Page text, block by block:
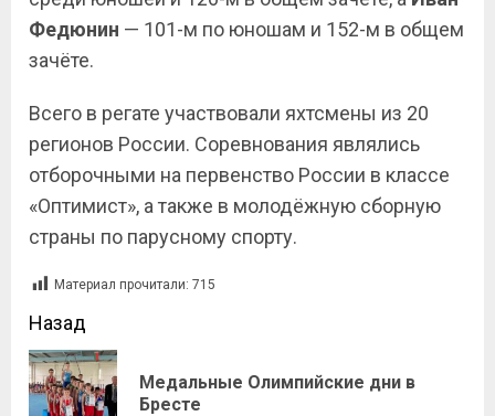
Федюнин — 101-м по юношам и 152-м в общем
зачёте.
Всего в регате участвовали яхтсмены из 20
регионов России. Соревнования являлись
отборочными на первенство России в классе
«Оптимист», а также в молодёжную сборную
страны по парусному спорту.
Материал прочитали: 715
Назад
Медальные Олимпийские дни в
Бресте